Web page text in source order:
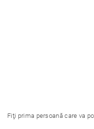
Fiţi prima persoană care va